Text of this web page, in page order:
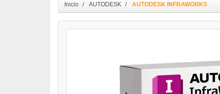
Inicio AUTODESK AUTODESK INFRAWORKS